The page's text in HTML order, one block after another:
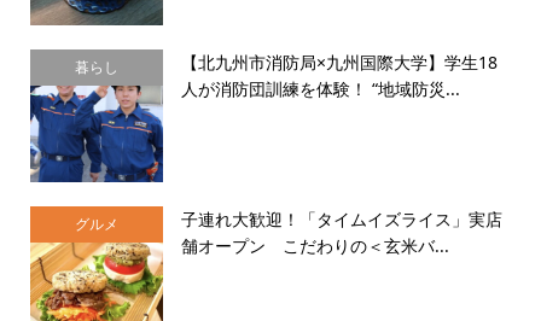
暮らし
【北九州市消防局×九州国際大学】学生18
人が消防団訓練を体験！ “地域防災...
グルメ
子連れ大歓迎！「タイムイズライス」実店
舗オープン こだわりの＜玄米バ...